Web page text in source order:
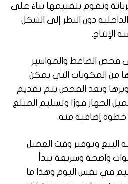
ونقوم بتقييمها بناءً على
دون النظر إلى الشكل
الإنتاج.
فحص الضاغط والمواسير
من المكونات التي يمكن
وبعد الفحص يتم تقديم
الجهاز فورًا وتسليم المبلغ
خطوة إضافية منه.
وتوفير وقت العميل
واضحة وسريعة تبدأ
في نفس اليوم وهذا ما